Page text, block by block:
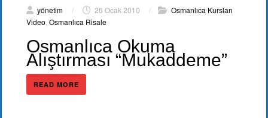
yönetim / 26 Ocak 2010 /
Osmanlıca Kursları
Video Osmanlıca Risale
Osmanlıca Okuma
Alıştırması “Mukaddeme”
READ MORE